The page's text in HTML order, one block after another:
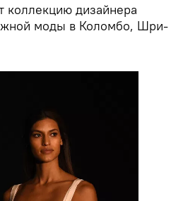
коллекцию дизайнера
моды в Коломбо, Шри-